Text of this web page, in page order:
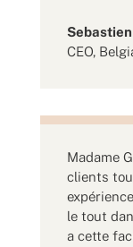
CEO,
Madame
clients
le tout
a cette